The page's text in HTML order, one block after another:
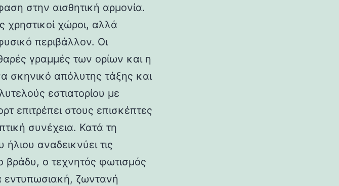
στην αισθητική αρμονία.
χρηστικοί χώροι, αλλά
περιβάλλον. Οι
γραμμές των ορίων και η
σκηνικό απόλυτης τάξης και
εστιατορίου με
επιτρέπει στους επισκέπτες
συνέχεια. Κατά τη
αναδεικνύει τις
βράδυ, ο τεχνητός φωτισμός
εντυπωσιακή, ζωντανή